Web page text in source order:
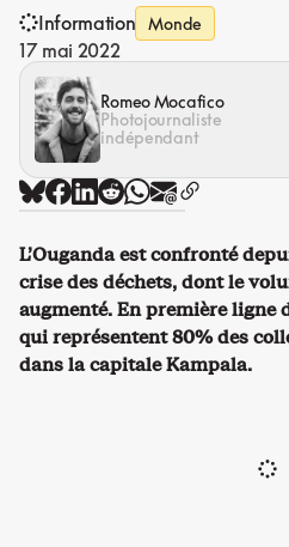
Information Monde
17 mai 2022
Romeo Mocafico
Photojournaliste
indépendant
L’Ouganda est confronté
crise des déchets, dont le
augmenté. En première ligne
qui représentent 80% des
dans la capitale Kampala.